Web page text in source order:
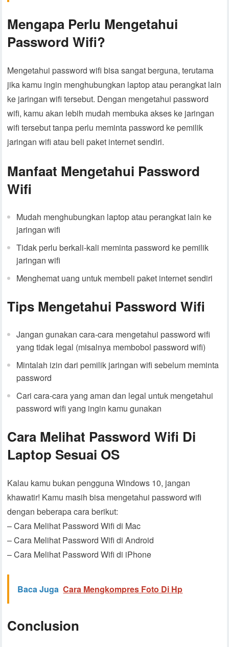
Mengapa Perlu Mengetahui
Password Wifi?
Mengetahui password wifi bisa sangat berguna, terutama
jika kamu ingin menghubungkan laptop atau perangkat lain
ke jaringan wifi tersebut. Dengan mengetahui password
wifi, kamu akan lebih mudah membuka akses ke jaringan
wifi tersebut tanpa perlu meminta password ke pemilik
jaringan wifi atau beli paket internet sendiri.
Manfaat Mengetahui Password
Wifi
Mudah menghubungkan laptop atau perangkat lain ke
jaringan wifi
Tidak perlu berkali-kali meminta password ke pemilik
jaringan wifi
Menghemat uang untuk membeli paket internet sendiri
Tips Mengetahui Password Wifi
Jangan gunakan cara-cara mengetahui password wifi
yang tidak legal (misalnya membobol password wifi)
Mintalah izin dari pemilik jaringan wifi sebelum meminta
password
Cari cara-cara yang aman dan legal untuk mengetahui
password wifi yang ingin kamu gunakan
Cara Melihat Password Wifi Di
Laptop Sesuai OS
Kalau kamu bukan pengguna Windows 10, jangan
khawatir! Kamu masih bisa mengetahui password wifi
dengan beberapa cara berikut:
– Cara Melihat Password Wifi di Mac
– Cara Melihat Password Wifi di Android
– Cara Melihat Password Wifi di iPhone
Baca Juga Cara Mengkompres Foto Di Hp
Conclusion